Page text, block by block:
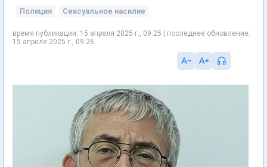
Полиция Сексуальное насилие
время публикации: 15 апреля 2025 г., 09:25 | последнее обновление:
15 апреля 2025 г., 09:26